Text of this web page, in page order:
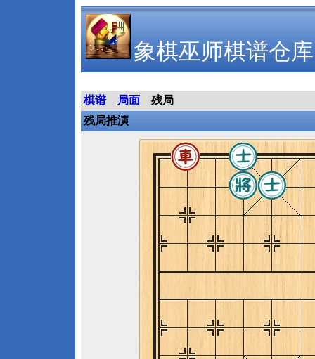
象棋巫师棋谱仓库
棋谱 局面
残局
残局推演